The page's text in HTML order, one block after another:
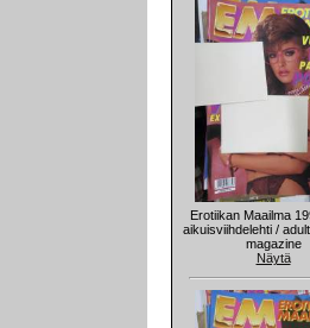
Erotiikan Maailma
aikuisviihdelehti /
magazine
Näytä